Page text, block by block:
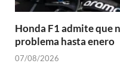
Honda F1 admite que
problema hasta enero
07/08/2026